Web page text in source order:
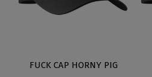
FUCK CAP HORNY PIG